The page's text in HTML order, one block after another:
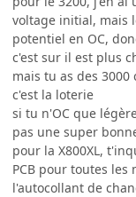
voltage initial, mais
potentiel en OC,
c'est sur il est plus
mais tu as des
c'est la loterie
si tu n'OC que
pas une super
pour la X800XL,
PCB pour toutes
l'autocollant de